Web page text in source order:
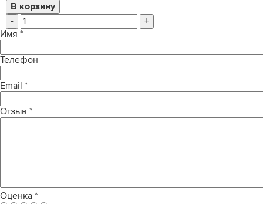
-
+
Имя *
Телефон
Email *
Отзыв *
Оценка *